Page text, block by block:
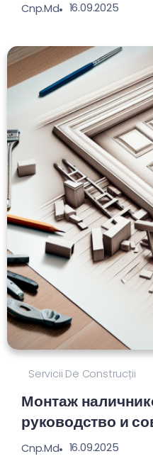
Cnp.md 16.09.2025
Servicii De Construcții
Монтаж
руководство и
Cnp.md 16.09.2025